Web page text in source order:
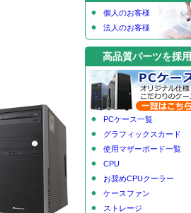
個人のお客様
法人のお客様
高品質パーツを採用
PCケース一覧
グラフィックスカード
使用マザーボード一覧
CPU
お奨めCPUクーラー
ケースファン
ストレージ